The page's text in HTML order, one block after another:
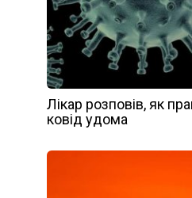
Лікар розповів, як
ковід удома